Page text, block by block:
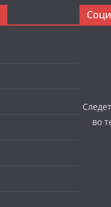
во